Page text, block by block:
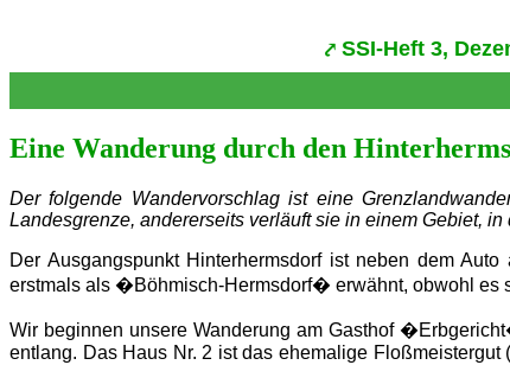
SSI-Heft 3,
Eine Wanderung durch den
Der folgende Wandervorschlag ist eine
Landesgrenze, andererseits verläuft sie in einem Gebiet,
Der Ausgangspunkt Hinterhermsdorf ist neben dem
erstmals als �Böhmisch-Hermsdorf� erwähnt, obwohl es
Wir beginnen unsere Wanderung am Gasthof
entlang. Das Haus Nr. 2 ist das ehemalige